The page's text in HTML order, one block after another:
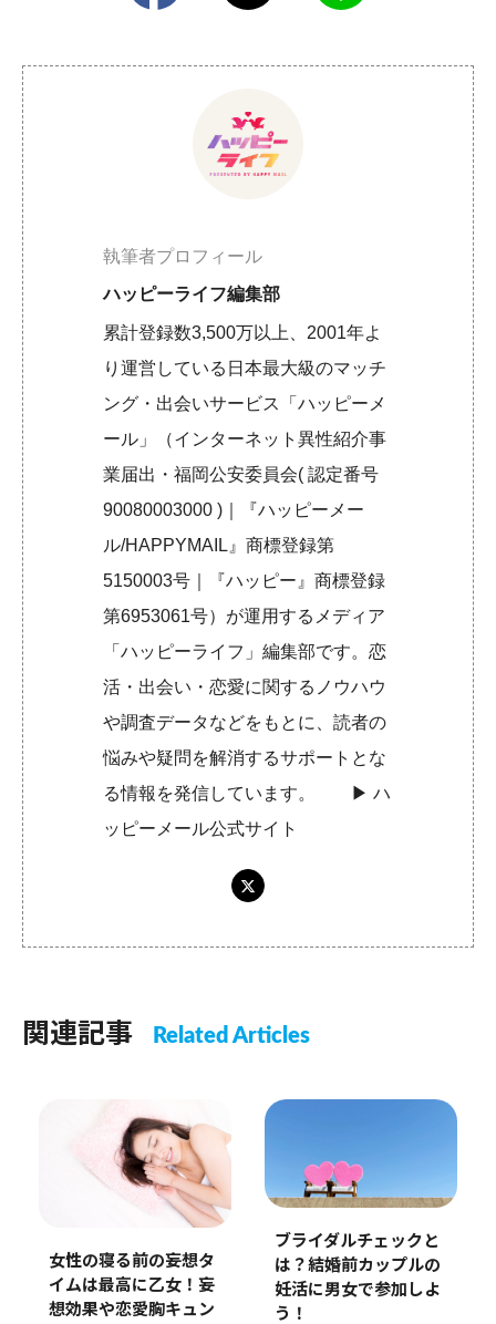
執筆者プロフィール
ハッピーライフ編集部
累計登録数3,500万以上、2001年よ
り運営している日本最大級のマッチ
ング・出会いサービス「ハッピーメ
ール」（インターネット異性紹介事
業届出・福岡公安委員会( 認定番号
90080003000 )｜『ハッピーメー
ル/HAPPYMAIL』商標登録第
5150003号｜『ハッピー』商標登録
第6953061号）が運用するメディア
「ハッピーライフ」編集部です。恋
活・出会い・恋愛に関するノウハウ
や調査データなどをもとに、読者の
悩みや疑問を解消するサポートとな
る情報を発信しています。 ▶︎ハ
ッピーメール公式サイト
関連記事 Related Articles
女性の寝る前の妄想タ
イムは最高に乙女！妄
想効果や恋愛胸キュン
ブライダルチェックと
は？結婚前カップルの
妊活に男女で参加しよ
う！